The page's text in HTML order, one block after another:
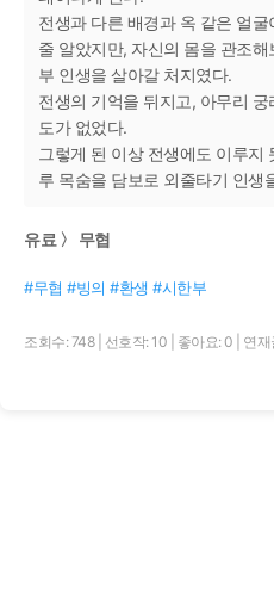
전생과 다른 배경과 옥 같은 얼
줄 알았지만, 자신의 몸을 관조
부 인생을 살아갈 처지였다.
전생의 기억을 뒤지고, 아무리
도가 없었다.
그렇게 된 이상 전생에도 이루지
루 목숨을 담보로 외줄타기 인생
유료 〉 무협
#무협 #빙의 #환생 #시한부
조회수: 748 선호작: 10 좋아요: 0 연재